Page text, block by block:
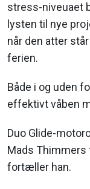
stress-niveuaet
lysten til nye
når den atter
ferien.
Både i og uden
effektivt våben
Duo Glide-
Mads
fortæller han.